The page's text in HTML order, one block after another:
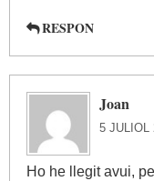
RESPON
Joan
5 JULIOL
Ho he llegit avui,